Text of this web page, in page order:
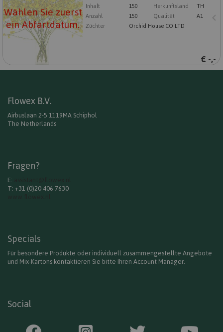
Wählen Sie zuerst
ein Abfartdatum.
Inhalt
150 Herkunftsland
TH
Anzahl
150 Qualität
A1
Züchter
Orchid House CO.LTD
€ -,-
Flowex B.V.
Airbuslaan 2-5 1119MA Schiphol
The Netherlands
Fragen?
E:
T: +31 (0)20 406 7630
Specials
Für besondere Produkte oder individuell zusammengestellte Angebote
und Mix-Kartons kontaktieren Sie bitte Ihren Account Manager.
Social